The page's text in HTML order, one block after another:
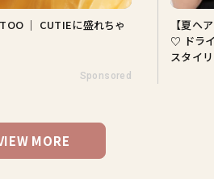
｜ CUTIEに盛れちゃ
Sponsored
【夏ヘ
♡ ドラ
スタイ
MORE